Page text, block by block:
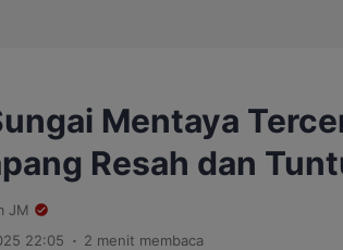
Mentaya
Resah dan
JM
22:05 . 2 menit membaca